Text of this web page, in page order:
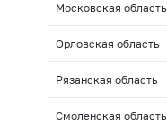
Московская область
Орловская область
Рязанская область
Смоленская область